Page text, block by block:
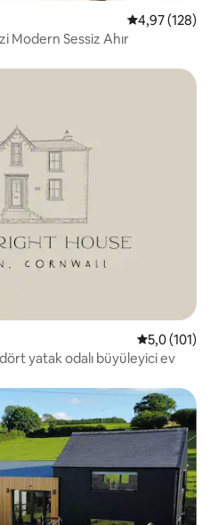
5 üzerinden
4,97 (128)
Modern Sessiz Ahır
beğenilenler arasında
5 üzerinden
5,0 (101)
yatak odalı büyüleyici ev
beğenilenler arasında